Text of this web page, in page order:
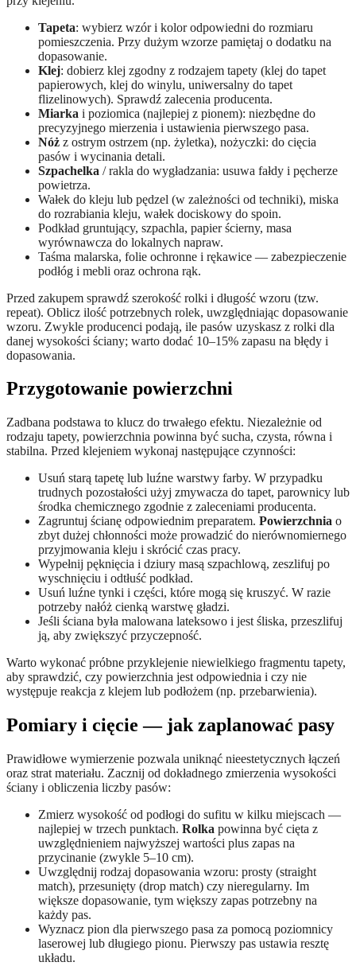
Tapeta: wybierz wzór i kolor odpowiedni do rozmiaru
pomieszczenia. Przy dużym wzorze pamiętaj o dodatku na
dopasowanie.
Klej: dobierz klej zgodny z rodzajem tapety (klej do tapet
papierowych, klej do winylu, uniwersalny do tapet
flizelinowych). Sprawdź zalecenia producenta.
Miarka i poziomica (najlepiej z pionem): niezbędne do
precyzyjnego mierzenia i ustawienia pierwszego pasa.
Nóż z ostrym ostrzem (np. żyletka), nożyczki: do cięcia
pasów i wycinania detali.
Szpachelka / rakla do wygładzania: usuwa fałdy i pęcherze
powietrza.
Wałek do kleju lub pędzel (w zależności od techniki), miska
do rozrabiania kleju, wałek dociskowy do spoin.
Podkład gruntujący, szpachla, papier ścierny, masa
wyrównawcza do lokalnych napraw.
Taśma malarska, folie ochronne i rękawice — zabezpieczenie
podłóg i mebli oraz ochrona rąk.
Przed zakupem sprawdź szerokość rolki i długość wzoru (tzw.
repeat). Oblicz ilość potrzebnych rolek, uwzględniając dopasowanie
wzoru. Zwykle producenci podają, ile pasów uzyskasz z rolki dla
danej wysokości ściany; warto dodać 10–15% zapasu na błędy i
dopasowania.
Przygotowanie powierzchni
Zadbana podstawa to klucz do trwałego efektu. Niezależnie od
rodzaju tapety, powierzchnia powinna być sucha, czysta, równa i
stabilna. Przed klejeniem wykonaj następujące czynności:
Usuń starą tapetę lub luźne warstwy farby. W przypadku
trudnych pozostałości użyj zmywacza do tapet, parownicy lub
środka chemicznego zgodnie z zaleceniami producenta.
Zagruntuj ścianę odpowiednim preparatem. Powierzchnia o
zbyt dużej chłonności może prowadzić do nierównomiernego
przyjmowania kleju i skrócić czas pracy.
Wypełnij pęknięcia i dziury masą szpachlową, zeszlifuj po
wyschnięciu i odtłuść podkład.
Usuń luźne tynki i części, które mogą się kruszyć. W razie
potrzeby nałóż cienką warstwę gładzi.
Jeśli ściana była malowana lateksowo i jest śliska, przeszlifuj
ją, aby zwiększyć przyczepność.
Warto wykonać próbne przyklejenie niewielkiego fragmentu tapety,
aby sprawdzić, czy powierzchnia jest odpowiednia i czy nie
występuje reakcja z klejem lub podłożem (np. przebarwienia).
Pomiary i cięcie — jak zaplanować pasy
Prawidłowe wymierzenie pozwala uniknąć nieestetycznych łączeń
oraz strat materiału. Zacznij od dokładnego zmierzenia wysokości
ściany i obliczenia liczby pasów:
Zmierz wysokość od podłogi do sufitu w kilku miejscach —
najlepiej w trzech punktach. Rolka powinna być cięta z
uwzględnieniem najwyższej wartości plus zapas na
przycinanie (zwykle 5–10 cm).
Uwzględnij rodzaj dopasowania wzoru: prosty (straight
match), przesunięty (drop match) czy nieregularny. Im
większe dopasowanie, tym większy zapas potrzebny na
każdy pas.
Wyznacz pion dla pierwszego pasa za pomocą poziomnicy
laserowej lub długiego pionu. Pierwszy pas ustawia resztę
układu.